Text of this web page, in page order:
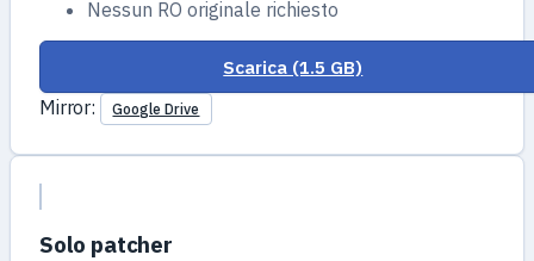
Nessun RO originale richiesto
Scarica (1.5 GB)
Mirror:
Google Drive
Solo patcher